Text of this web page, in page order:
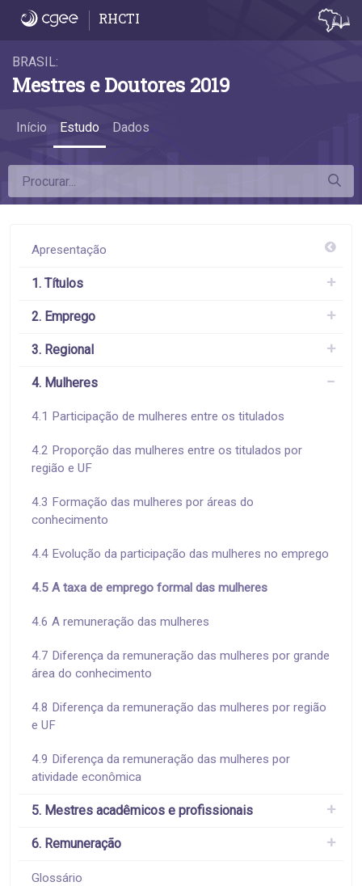
4.5 A taxa de emprego formal das
RHCTI
BRASIL:
Mestres e Doutores 2019
Início Estudo Dados
Apresentação
1. Títulos
2. Emprego
3. Regional
4. Mulheres
4.1 Participação de mulheres entre os titulados
4.2 Proporção das mulheres entre os titulados por
região e UF
4.3 Formação das mulheres por áreas do
conhecimento
4.4 Evolução da participação das mulheres no emprego
4.5 A taxa de emprego formal das mulheres
4.6 A remuneração das mulheres
4.7 Diferença da remuneração das mulheres por grande
área do conhecimento
4.8 Diferença da remuneração das mulheres por região
e UF
4.9 Diferença da remuneração das mulheres por
atividade econômica
5. Mestres acadêmicos e profissionais
6. Remuneração
Glossário